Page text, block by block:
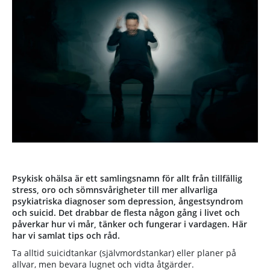
Psykisk ohälsa är ett samlingsnamn för allt från tillfällig
stress, oro och sömnsvårigheter till mer allvarliga
psykiatriska diagnoser som depression, ångestsyndrom
och suicid. Det drabbar de flesta någon gång i livet och
påverkar hur vi mår, tänker och fungerar i vardagen. Här
har vi samlat tips och råd.
Ta alltid suicidtankar (självmordstankar) eller planer på
allvar, men bevara lugnet och vidta åtgärder.